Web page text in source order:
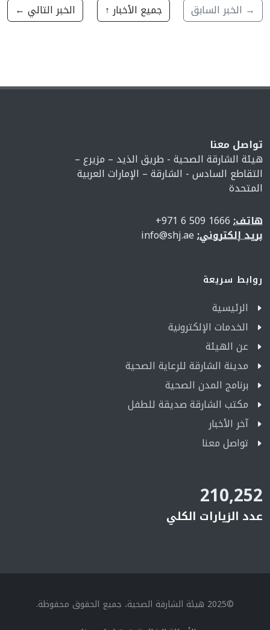
→ الخبر السابق جميع الأخبار ↑ الخبر التالي ←
تواصل معنا
هيئة الشارقة الصحية - طريق الذيد – مزيرع –
التقاطع السادس - الشارقة – الإمارات العربية
المتحدة
هاتف:
بريد إلكتروني:
روابط سريعة
الرئيسية
الخدمات الإلكترونية
عن الهيئة
مدينة الشارقة للرعاية الصحية
برنامج المدن الصحية
مكتب الشارقة صديقة للطفل
آخر الأخبار
تواصل معنا
210,252
عدد الزيارات الكلي
©2025 هيئة الشارقة الصحية، جميع الحقوق محفوظة.